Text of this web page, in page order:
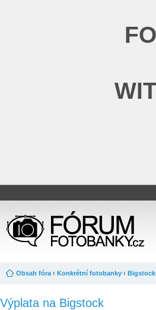
Obsah fóra ‹ Konkrétní fotobanky ‹ Bigstock
Výplata na Bigstock